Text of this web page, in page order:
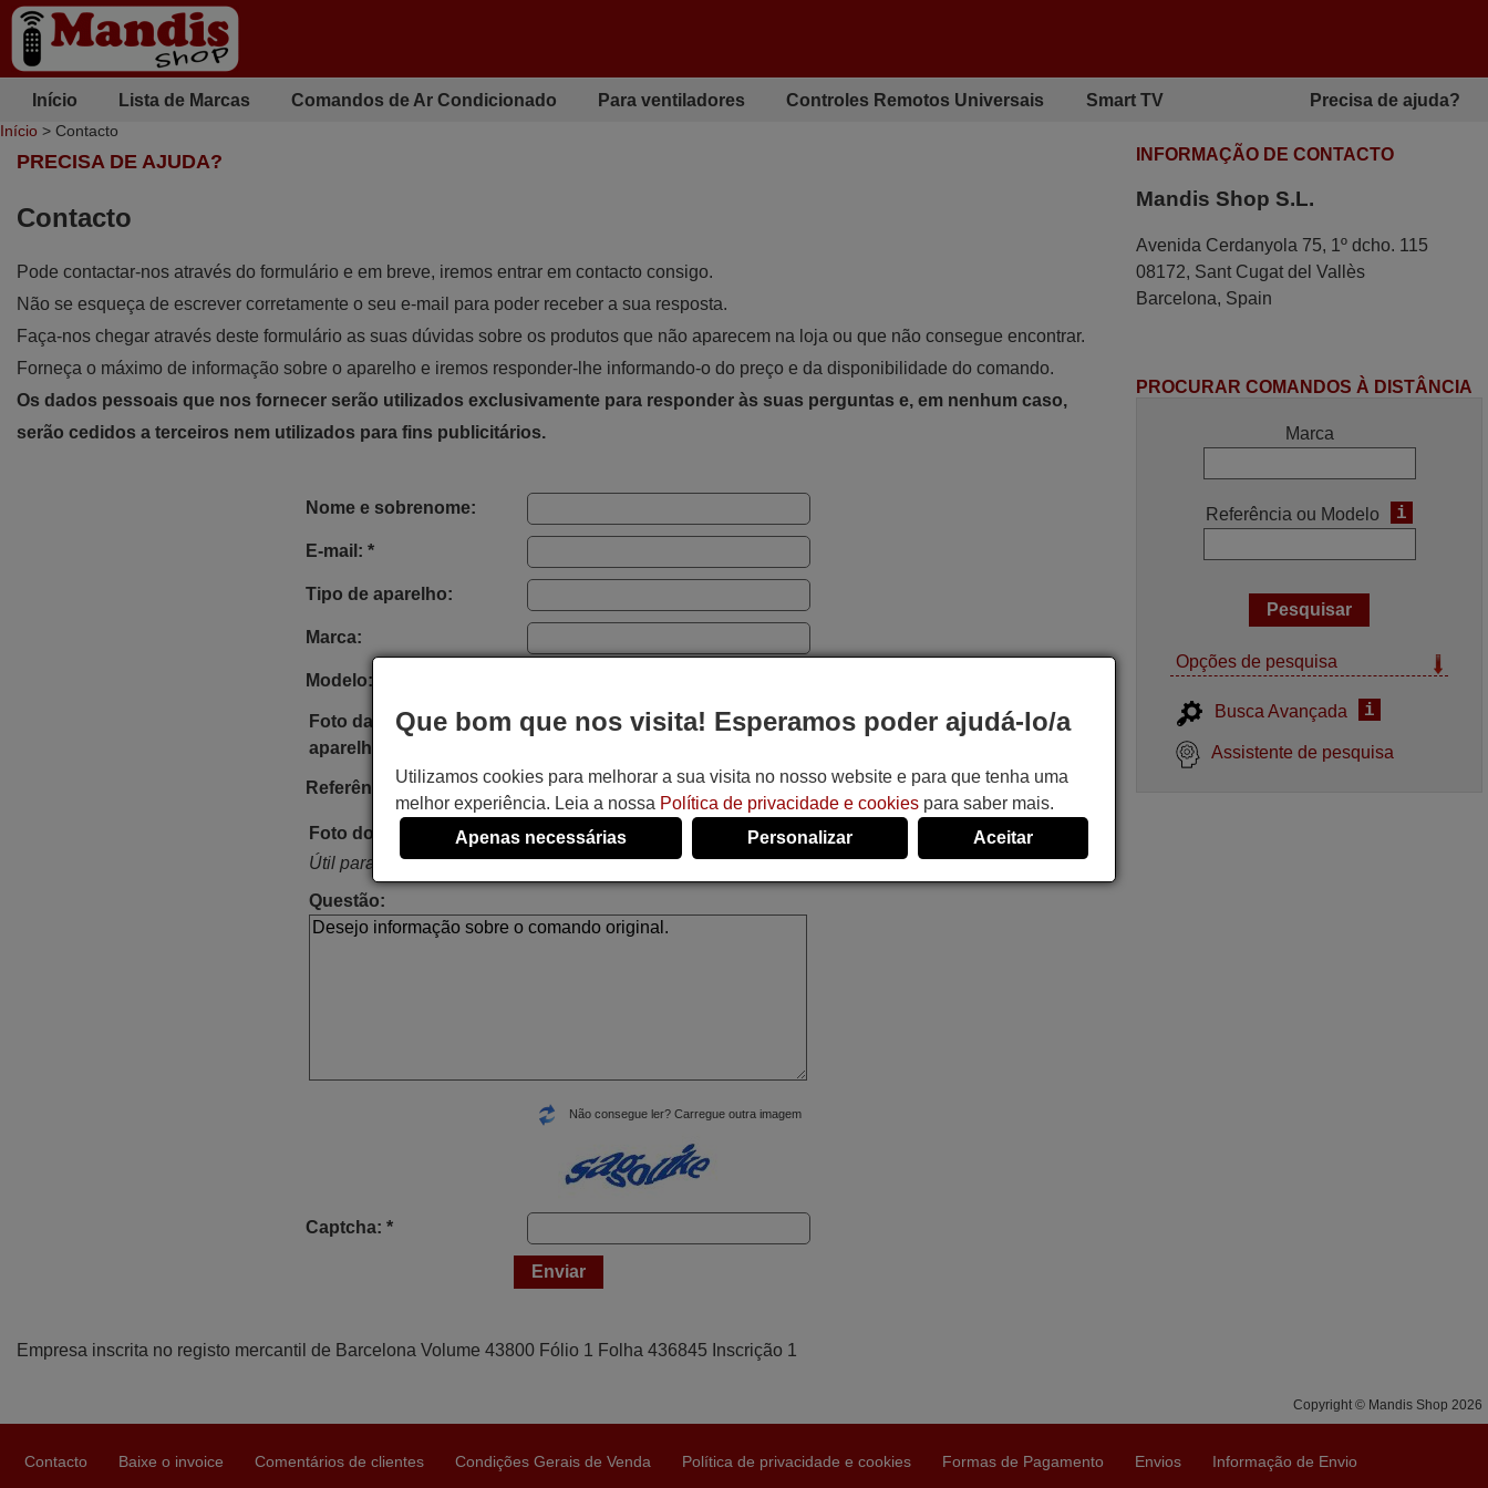
Início Lista de Marcas Comandos de Ar Condicionado Para ventiladores Controles Remotos Universais Smart TV Precisa de ajuda?
Início > Contacto
PRECISA DE AJUDA?
Contacto
Pode contactar-nos através do formulário e em breve, iremos entrar em contacto consigo.
Não se esqueça de escrever corretamente o seu e-mail para poder receber a sua resposta.
Faça-nos chegar através deste formulário as suas dúvidas sobre os produtos que não aparecem na loja ou que não consegue encontrar.
Forneça o máximo de informação sobre o aparelho e iremos responder-lhe informando-o do preço e da disponibilidade do comando.
Os dados pessoais que nos fornecer serão utilizados exclusivamente para responder às suas perguntas e, em nenhum caso,
serão cedidos a terceiros nem utilizados para fins publicitários.
Nome e sobrenome:
E-mail: *
Tipo de aparelho:
Marca:
Modelo:
Foto da etiqueta do
aparelho:
Referência do comando:
Foto do comando:
Útil para procurar o comando e evitar erros.
Questão:
Não consegue ler? Carregue outra imagem
Captcha: *
Empresa inscrita no registo mercantil de Barcelona Volume 43800 Fólio 1 Folha 436845 Inscrição 1
INFORMAÇÃO DE CONTACTO
Mandis Shop S.L.
Avenida Cerdanyola 75, 1º dcho. 115
08172, Sant Cugat del Vallès
Barcelona, Spain
PROCURAR COMANDOS À DISTÂNCIA
Marca
Referência ou Modelo i
Opções de pesquisa
Busca Avançada i
Assistente de pesquisa
Copyright © Mandis Shop 2026
Contacto Baixe o invoice Comentários de clientes Condições Gerais de Venda Política de privacidade e cookies Formas de Pagamento Envios
Informação de Envio
Que bom que nos visita! Esperamos poder ajudá-lo/a
Utilizamos cookies para melhorar a sua visita no nosso website e para que tenha uma
melhor experiência. Leia a nossa Política de privacidade e cookies para saber mais.
Apenas necessárias
Personalizar Aceitar